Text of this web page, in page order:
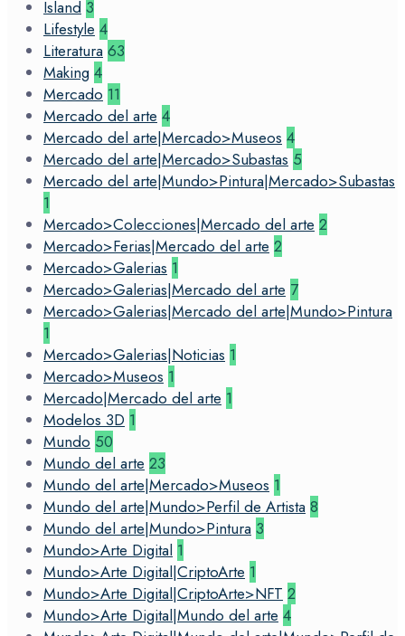
Island 3
Lifestyle 4
Literatura 63
Making 4
Mercado 11
Mercado del arte 4
Mercado del arte|Mercado>Museos 4
Mercado del arte|Mercado>Subastas 5
Mercado del arte|Mundo>Pintura|Mercado>Subastas
1
Mercado>Colecciones|Mercado del arte 2
Mercado>Ferias|Mercado del arte 2
Mercado>Galerias 1
Mercado>Galerias|Mercado del arte 7
Mercado>Galerias|Mercado del arte|Mundo>Pintura
1
Mercado>Galerias|Noticias 1
Mercado>Museos 1
Mercado|Mercado del arte 1
Modelos 3D 1
Mundo 50
Mundo del arte 23
Mundo del arte|Mercado>Museos 1
Mundo del arte|Mundo>Perfil de Artista 8
Mundo del arte|Mundo>Pintura 3
Mundo>Arte Digital 1
Mundo>Arte Digital|CriptoArte 1
Mundo>Arte Digital|CriptoArte>NFT 2
Mundo>Arte Digital|Mundo del arte 4